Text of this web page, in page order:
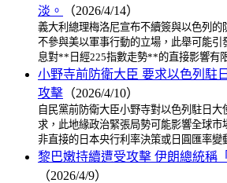
淡。
（2026/4/14）
義大利總理梅洛尼宣布不續簽與以色列的
不參與美以軍事行動的立場，此舉可能引
息對**日經225指數走勢**的直接影響有
小野寺前防衛大臣 要求以色列駐
攻擊 （2026/4/10）
自民黨前防衛大臣小野寺對以色列駐日
求，此地緣政治緊張局勢可能影響全球市
非直接的日本央行利率決策或日圓匯率變
黎巴嫩持續遭受攻擊 伊朗總統稱
（2026/4/9）